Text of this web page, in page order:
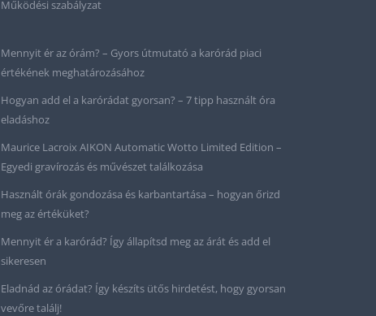
Működési szabályzat
Mennyit ér az órám? – Gyors útmutató a karórád piaci
értékének meghatározásához
Hogyan add el a karórádat gyorsan? – 7 tipp használt óra
eladáshoz
Maurice Lacroix AIKON Automatic Wotto Limited Edition –
Egyedi gravírozás és művészet találkozása
Használt órák gondozása és karbantartása – hogyan őrizd
meg az értéküket?
Mennyit ér a karórád? Így állapítsd meg az árát és add el
sikeresen
Eladnád az órádat? Így készíts ütős hirdetést, hogy gyorsan
vevőre találj!